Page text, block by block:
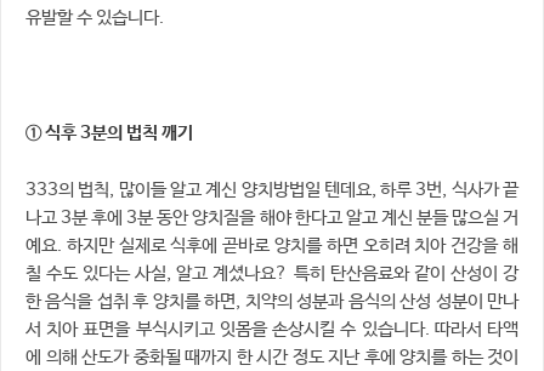
유발할 수 있습니다.
① 식후 3분의 법칙 깨기
333의 법칙, 많이들 알고 계신 양치방법일 텐데요, 하루 3번, 식사가 끝
나고 3분 후에 3분 동안 양치질을 해야 한다고 알고 계신 분들 많으실 거
예요. 하지만 실제로 식후에 곧바로 양치를 하면 오히려 치아 건강을 해
칠 수도 있다는 사실, 알고 계셨나요? 특히 탄산음료와 같이 산성이 강
한 음식을 섭취 후 양치를 하면, 치약의 성분과 음식의 산성 성분이 만나
서 치아 표면을 부식시키고 잇몸을 손상시킬 수 있습니다. 따라서 타액
에 의해 산도가 중화될 때까지 한 시간 정도 지난 후에 양치를 하는 것이